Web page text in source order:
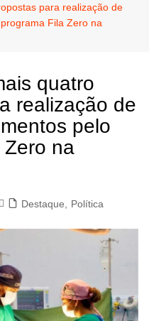
para realização de
Fila Zero na
quatro
realização de
pelo
Zero na
Destaque Política